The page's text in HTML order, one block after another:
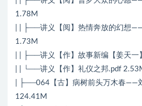
1.78M
| | ├──讲义【阅】热情奔放的幻想
1.73M
| | ├──讲义【作】故事新编【姜天一
| | └──讲义【作】礼仪之邦.pdf
| ├──064【古】病树前头万木春——
124.41M